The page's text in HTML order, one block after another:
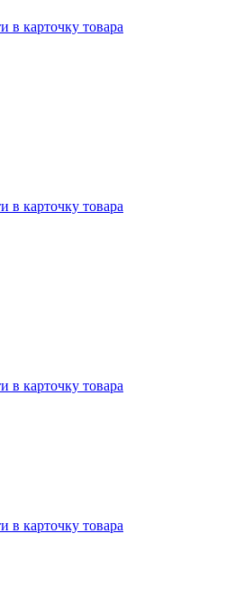
в карточку товара
в карточку товара
в карточку товара
в карточку товара